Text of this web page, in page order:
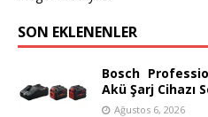
SON EKLENENLER
Bosch
Akü Şarj Cihazı
Ağustos 6, 2026